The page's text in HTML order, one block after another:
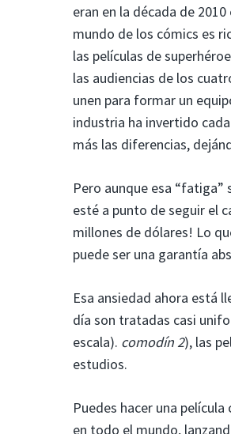
eran en la década de
mundo de los cómics es
las películas de
las audiencias de los
unen para formar un
industria ha invertido
más las diferencias,
Pero aunque esa
esté a punto de seguir el
millones de dólares! Lo
puede ser una garantía
Esa ansiedad ahora está
día son tratadas casi
escala). comodín 2), las
estudios.
Puedes hacer una
en todo el mundo,